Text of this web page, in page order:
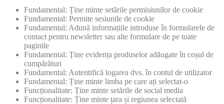
Fundamental: Ține minte setările permisiunilor de cookie
Fundamental: Permite sesiunile de cookie
Fundamental: Adună informațiile introduse în formularele de
contact pentru newsletter sau alte formulare de pe toate
paginile
Fundamental: Ține evidența produselor adăugate în coșul de
cumpărături
Fundamental: Autentifică logarea dvs. în contul de utilizator
Fundamental: Ține minte limba pe care ați selectat-o
Funcționalitate: Ține minte setările de social media
Funcționalitate: Ține minte țara și regiunea selectată